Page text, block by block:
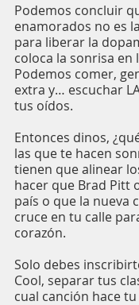
Podemos concluir
enamorados no es
para liberar la
coloca la sonrisa en
Podemos comer,
extra y… escuchar
tus oídos.
Entonces dinos,
las que te hacen
tienen que alinear
hacer que Brad Pitt
país o que la nueva
cruce en tu calle
corazón.
Solo debes
Cool, separar tus
cual canción hace